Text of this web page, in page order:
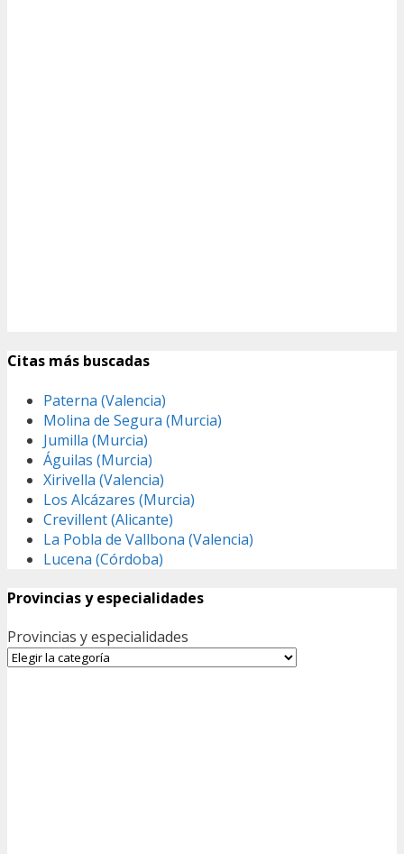
Citas más buscadas
Paterna (Valencia)
Molina de Segura (Murcia)
Jumilla (Murcia)
Águilas (Murcia)
Xirivella (Valencia)
Los Alcázares (Murcia)
Crevillent (Alicante)
La Pobla de Vallbona (Valencia)
Lucena (Córdoba)
Provincias y especialidades
Provincias y especialidades